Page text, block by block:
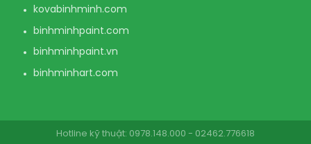
kovabinhminh.com
binhminhpaint.com
binhminhpaint.vn
binhminhart.com
Hotline kỹ thuật: 0978.148.000 - 02462.776618